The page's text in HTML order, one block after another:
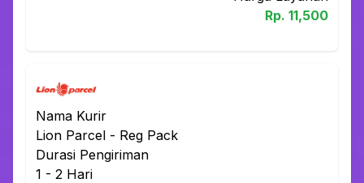
Rp. 11,500
Nama Kurir
Lion Parcel - Reg Pack
Durasi Pengiriman
1 - 2 Hari